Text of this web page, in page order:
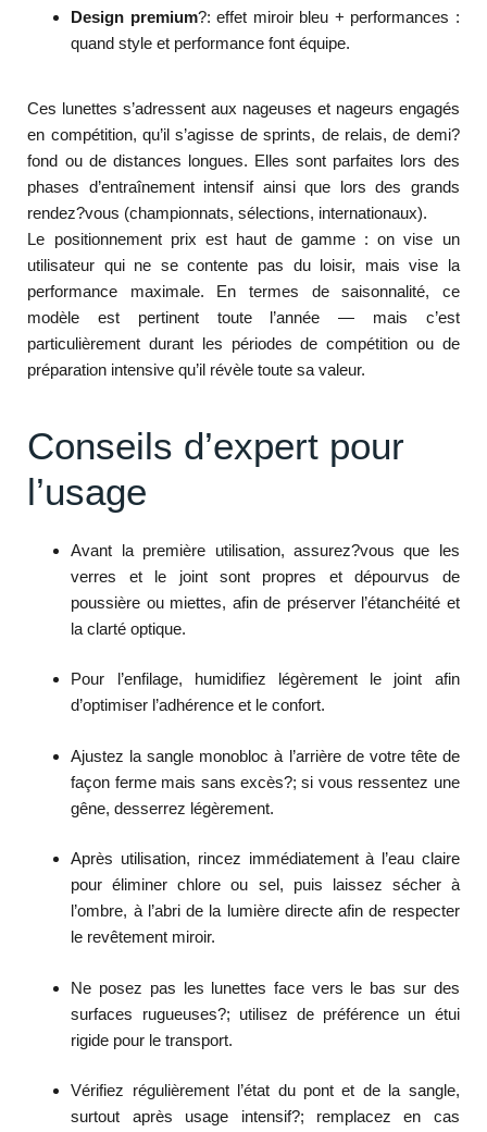
Design premium?: effet miroir bleu + performances :
quand style et performance font équipe.
Ces lunettes s’adressent aux nageuses et nageurs engagés
en compétition, qu’il s’agisse de sprints, de relais, de demi?
fond ou de distances longues. Elles sont parfaites lors des
phases d’entraînement intensif ainsi que lors des grands
rendez?vous (championnats, sélections, internationaux).
Le positionnement prix est haut de gamme : on vise un
utilisateur qui ne se contente pas du loisir, mais vise la
performance maximale. En termes de saisonnalité, ce
modèle est pertinent toute l’année — mais c’est
particulièrement durant les périodes de compétition ou de
préparation intensive qu’il révèle toute sa valeur.
Conseils d’expert pour
l’usage
Avant la première utilisation, assurez?vous que les
verres et le joint sont propres et dépourvus de
poussière ou miettes, afin de préserver l’étanchéité et
la clarté optique.
Pour l’enfilage, humidifiez légèrement le joint afin
d’optimiser l’adhérence et le confort.
Ajustez la sangle monobloc à l’arrière de votre tête de
façon ferme mais sans excès?; si vous ressentez une
gêne, desserrez légèrement.
Après utilisation, rincez immédiatement à l’eau claire
pour éliminer chlore ou sel, puis laissez sécher à
l’ombre, à l’abri de la lumière directe afin de respecter
le revêtement miroir.
Ne posez pas les lunettes face vers le bas sur des
surfaces rugueuses?; utilisez de préférence un étui
rigide pour le transport.
Vérifiez régulièrement l’état du pont et de la sangle,
surtout après usage intensif?; remplacez en cas